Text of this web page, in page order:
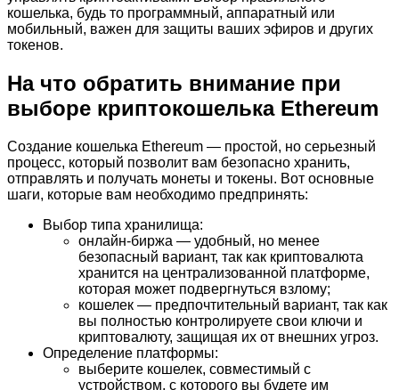
кошелька, будь то программный, аппаратный или
мобильный, важен для защиты ваших эфиров и других
токенов.
На что обратить внимание при
выборе криптокошелька Ethereum
Создание кошелька Ethereum — простой, но серьезный
процесс, который позволит вам безопасно хранить,
отправлять и получать монеты и токены. Вот основные
шаги, которые вам необходимо предпринять:
Выбор типа хранилища:
онлайн-биржа — удобный, но менее
безопасный вариант, так как криптовалюта
хранится на централизованной платформе,
которая может подвергнуться взлому;
кошелек — предпочтительный вариант, так как
вы полностью контролируете свои ключи и
криптовалюту, защищая их от внешних угроз.
Определение платформы:
выберите кошелек, совместимый с
устройством, с которого вы будете им